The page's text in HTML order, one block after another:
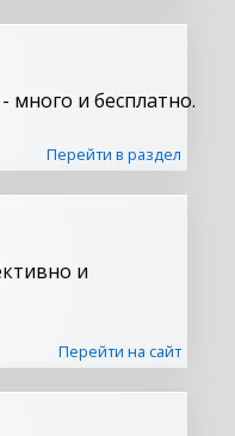
много и бесплатно.
Перейти в раздел
и
Перейти на сайт